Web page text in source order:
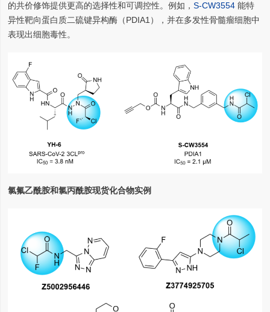
的共价修饰提供更高的选择性和可调控性。例如， S-CW3554能特
异性靶向蛋白质二硫键异构酶（PDIA1），并在多发性骨髓瘤细胞中
表现出细胞毒性。
氯氟乙酰胺和氯丙酰胺现货化合物实例